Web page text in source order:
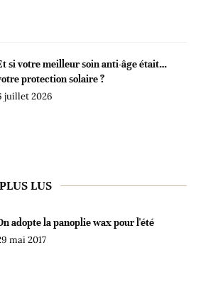
si votre meilleur soin anti-âge était…
protection solaire ?
juillet 2026
LUS
adopte la panoplie wax pour l'été
mai 2017